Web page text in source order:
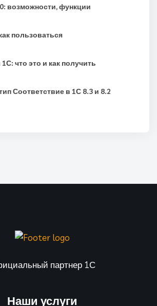
возможности, функции
пользоваться
что это и как получить
Соответствие в 1С 8.3 и 8.2
партнер 1С
Наши услуги